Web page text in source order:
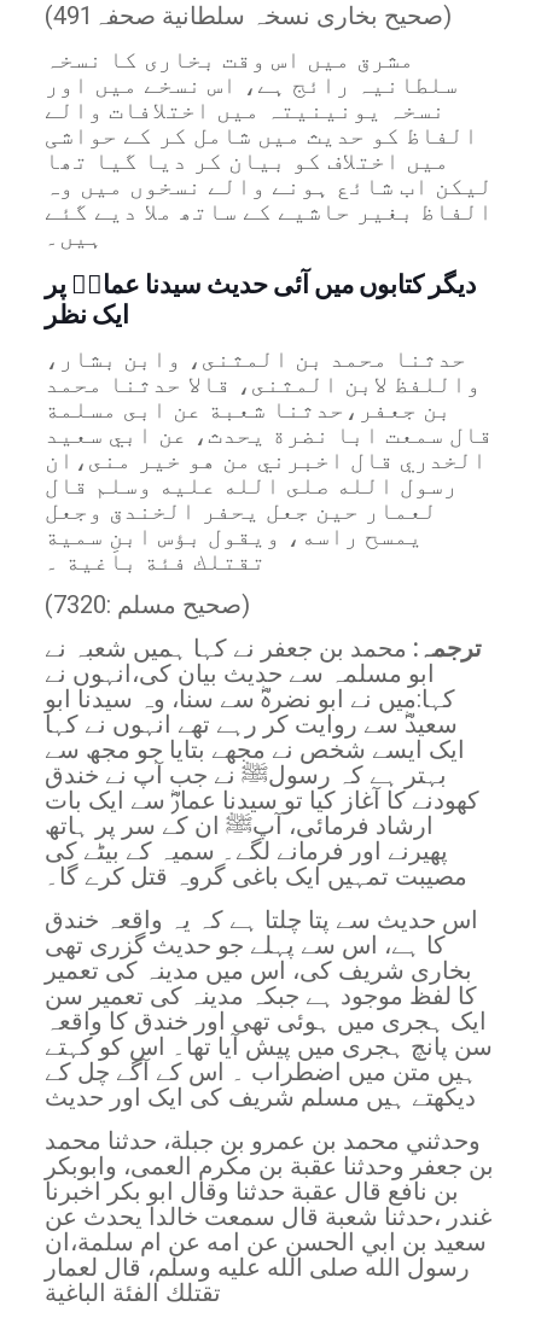
(صحیح بخاری نسخہ سلطانیة صحفہ491)
مشرق میں اس وقت بخاری کا نسخہ
سلطانیہ رائج ہے، اس نسخے میں اور
نسخہ یونینیتہ میں اختلافات والے
الفاظ کو حدیث میں شامل کر کے حواشی
میں اختلاف کو بیان کر دیا گیا تھا
لیکن اب شائع ہونے والے نسخوں میں وہ
الفاظ بغیر حاشیے کے ساتھ ملا دیے گئے
ہیں۔
دیگر کتابوں میں آئی حدیث سیدنا عمارؓ پر
ایک نظر
حدثنا محمد بن المثنى، وابن بشار،
واللفظ لابن المثنى، قالا حدثنا محمد
بن جعفر،حدثنا شعبة عن ابى مسلمة
قال سمعت ابا نضرة يحدث، عن ابي سعيد
الخدري قال اخبرني من هو خير منى،ان
رسول الله صلى الله عليه وسلم قال
لعمار حين جعل يحفر الخندق وجعل
يمسح راسه، ويقول بؤس ابنِ سمية
تقتلك فئة باغية ۔
(صحیح مسلم :7320)
ترجمہ: محمد بن جعفر نے کہا ہمیں شعبہ نے
ابو مسلمہ سے حدیث بیان کی،انہوں نے
کہا:میں نے ابو نضرہؓ سے سنا، وہ سیدنا ابو
سعیدؓ سے روایت کر رہے تھے انہوں نے کہا
ایک ایسے شخص نے مجھے بتایا جو مجھ سے
بہتر ہے کہ رسولﷺ نے جب آپ نے خندق
کھودنے کا آغاز کیا تو سیدنا عمارؓ سے ایک بات
ارشاد فرمائی، آپﷺ ان کے سر پر ہاتھ
پھیرنے اور فرمانے لگے۔ سمیہ کے بیٹے کی
مصیبت تمہیں ایک باغی گروہ قتل کرے گا۔
اس حدیث سے پتا چلتا ہے کہ یہ واقعہ خندق
کا ہے، اس سے پہلے جو حدیث گزری تھی
بخاری شریف کی، اس میں مدینہ کی تعمیر
کا لفظ موجود ہے جبکہ مدینہ کی تعمیر سن
ایک ہجری میں ہوئی تھی اور خندق کا واقعہ
سن پانچ ہجری میں پیش آیا تھا۔ اس کو کہتے
ہیں متن میں اضطراب ۔ اس کے آگے چل کے
دیکھتے ہیں مسلم شریف کی ایک اور حدیث
وحدثني محمد بن عمرو بن جبلة، حدثنا محمد
بن جعفر وحدثنا عقبة بن مكرم العمى، وابوبكر
بن نافع قال عقبة حدثنا وقال ابو بكر اخبرنا
غندر ،حدثنا شعبة قال سمعت خالدا يحدث عن
سعيد بن ابي الحسن عن امه عن ام سلمة،ان
رسول الله صلى الله عليه وسلم، قال لعمار
تقتلك الفئة الباغية